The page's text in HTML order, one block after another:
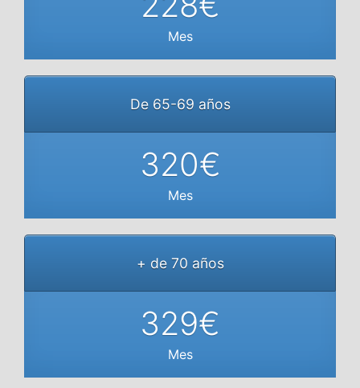
Mes
De 65-69 años
320€
Mes
+ de 70 años
329€
Mes